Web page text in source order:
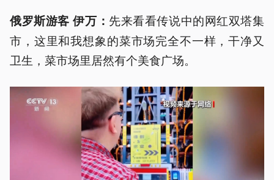
俄罗斯游客 伊万： 先来看看传说中的网红双塔集
市，这里和我想象的菜市场完全不一样，干净又
卫生，菜市场里居然有个美食广场。